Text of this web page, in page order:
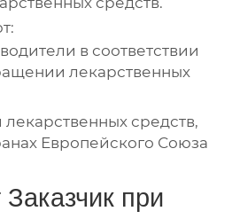
в соответствии
лекарственных
средств,
Европейского Союза
при